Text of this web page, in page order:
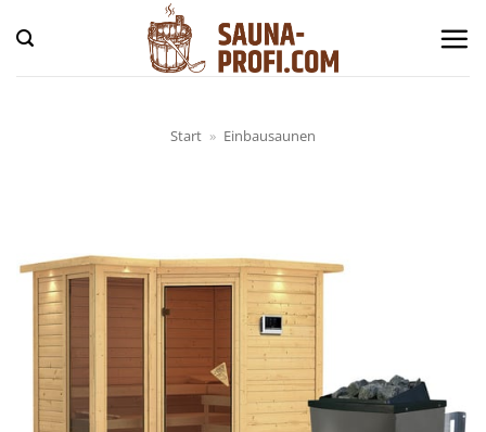
Inhalt
springen
Start » Einbausaunen